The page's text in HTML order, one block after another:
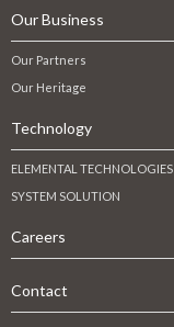
Our Business
Our Partners
Our Heritage
Technology
ELEMENTAL TECHNOLOGIES
SYSTEM SOLUTION
Careers
Contact